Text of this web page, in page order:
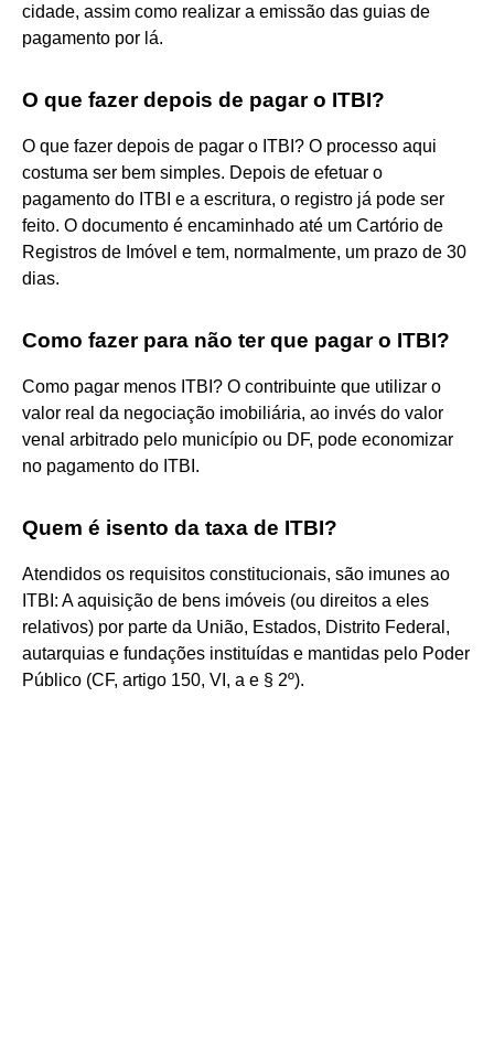
cidade, assim como realizar a emissão das guias de
pagamento por lá.
O que fazer depois de pagar o ITBI?
O que fazer depois de pagar o ITBI? O processo aqui
costuma ser bem simples. Depois de efetuar o
pagamento do ITBI e a escritura, o registro já pode ser
feito. O documento é encaminhado até um Cartório de
Registros de Imóvel e tem, normalmente, um prazo de 30
dias.
Como fazer para não ter que pagar o ITBI?
Como pagar menos ITBI? O contribuinte que utilizar o
valor real da negociação imobiliária, ao invés do valor
venal arbitrado pelo município ou DF, pode economizar
no pagamento do ITBI.
Quem é isento da taxa de ITBI?
Atendidos os requisitos constitucionais, são imunes ao
ITBI: A aquisição de bens imóveis (ou direitos a eles
relativos) por parte da União, Estados, Distrito Federal,
autarquias e fundações instituídas e mantidas pelo Poder
Público (CF, artigo 150, VI, a e § 2º).